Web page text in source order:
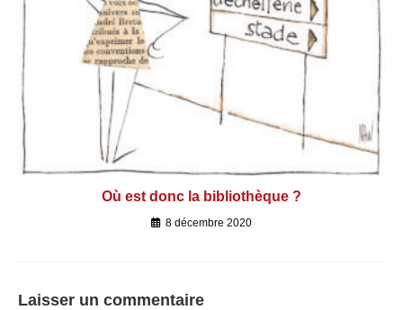
Où est donc la bibliothèque ?
8 décembre 2020
Laisser un commentaire